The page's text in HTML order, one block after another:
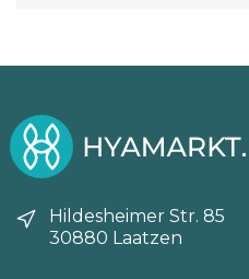
Hildesheimer Str. 85
30880 Laatzen